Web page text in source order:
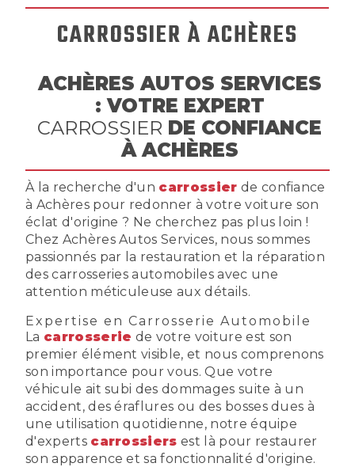
CARROSSIER À ACHÈRES
ACHÈRES AUTOS SERVICES
: VOTRE EXPERT
CARROSSIER DE CONFIANCE
À ACHÈRES
À la recherche d'un carrossier de confiance
à Achères pour redonner à votre voiture son
éclat d'origine ? Ne cherchez pas plus loin !
Chez Achères Autos Services, nous sommes
passionnés par la restauration et la réparation
des carrosseries automobiles avec une
attention méticuleuse aux détails.
Expertise en Carrosserie Automobile
La carrosserie de votre voiture est son
premier élément visible, et nous comprenons
son importance pour vous. Que votre
véhicule ait subi des dommages suite à un
accident, des éraflures ou des bosses dues à
une utilisation quotidienne, notre équipe
d'experts carrossiers est là pour restaurer
son apparence et sa fonctionnalité d'origine.